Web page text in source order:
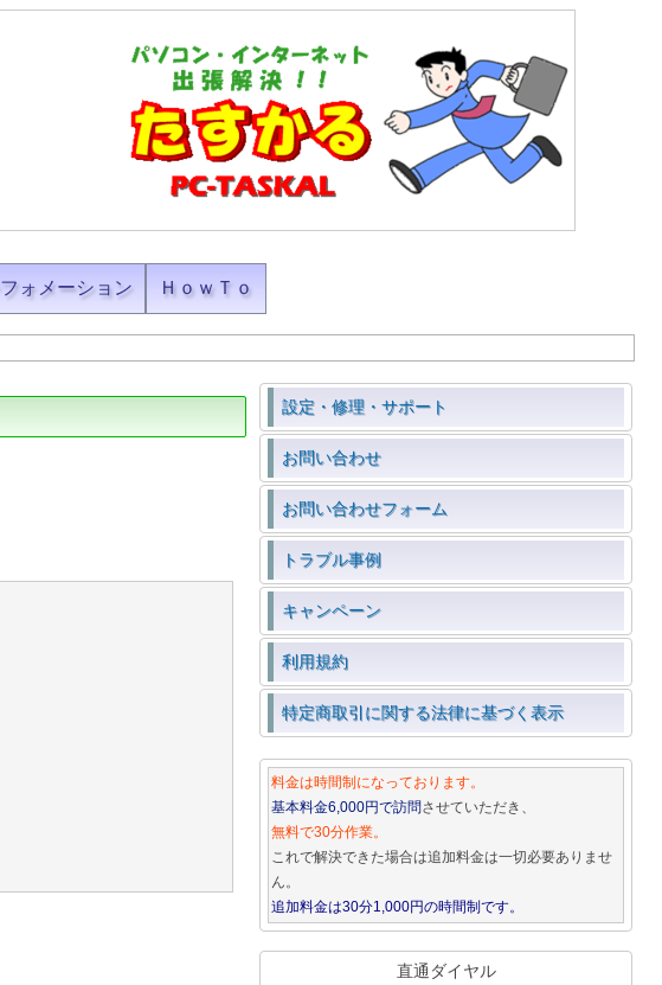
ォメーション ＨｏｗＴｏ
設定・修理・サポート
お問い合わせ
お問い合わせフォーム
トラブル事例
キャンペーン
利用規約
特定商取引に関する法律に基づく表示
料金は時間制になっております。
基本料金6,000円で訪問させていただき、
無料で30分作業。
これで解決できた場合は追加料金は一切必要ありませ
ん。
追加料金は30分1,000円の時間制です。
直通ダイヤル